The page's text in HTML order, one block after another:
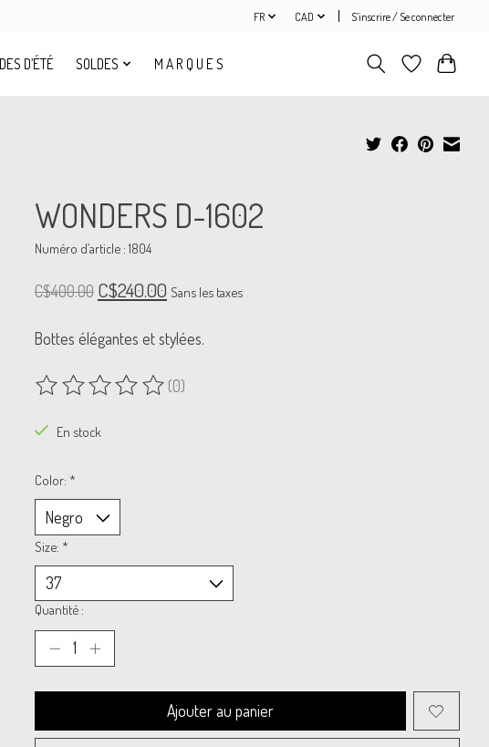
FR CAD S’inscrire / Se connecter
D’ÉTÉ SOLDES M A R Q U E S
WONDERS D-1602
Numéro d’article : 1804
C$400.00 C$240.00 Sans les taxes
Bottes élégantes et stylées.
Ce produit est évalué à0
(0)
En stock
Color: *
Size: *
Quantité :
Ajouter au panier